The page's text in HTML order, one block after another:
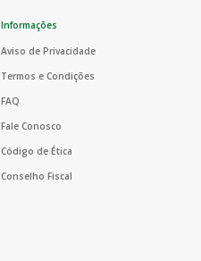
Informações
Aviso de Privacidade
Termos e Condições
FAQ
Fale Conosco
Código de Ética
Conselho Fiscal